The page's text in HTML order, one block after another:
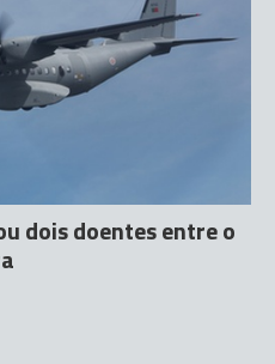
dois doentes entre o